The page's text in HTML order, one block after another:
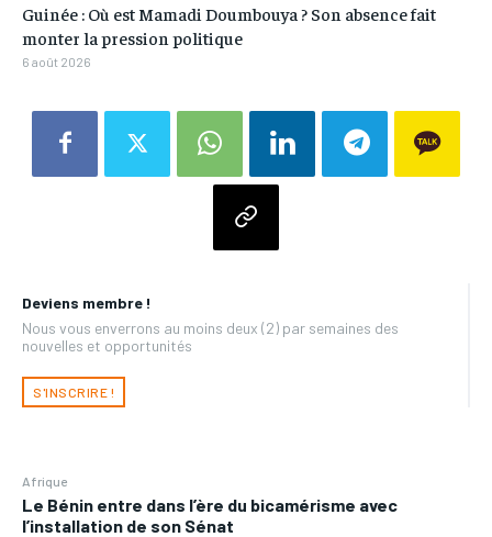
Deviens membre !
Nous vous enverrons au moins deux (2) par semaines des
nouvelles et opportunités
S'INSCRIRE !
Afrique
Le Bénin entre dans l’ère du bicamérisme avec
l’installation de son Sénat
Guinée : Où est Mamadi Doumbouya ? Son absence fait
monter la pression politique
6 août 2026